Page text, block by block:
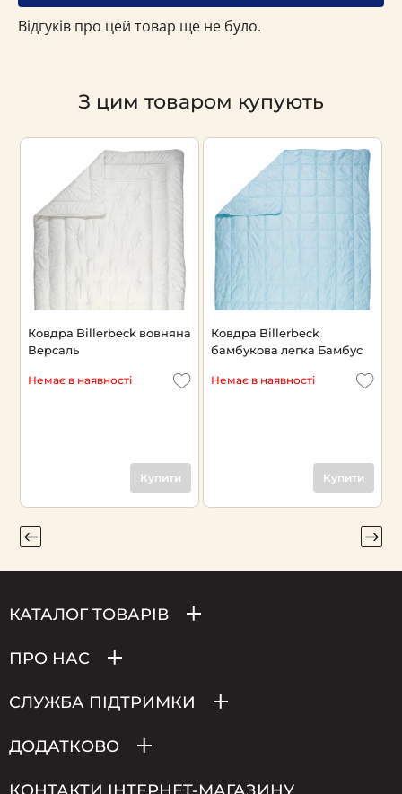
Відгуків про цей товар ще не було.
З цим товаром купують
Ковдра Billerbeck вовняна
Версаль
Немає в наявності
Купити
Ковдра Billerbeck
бамбукова легка Бамбус
Немає в наявності
Купити
КАТАЛОГ ТОВАРІВ
ПРО НАС
СЛУЖБА ПІДТРИМКИ
ДОДАТКОВО
КОНТАКТИ ІНТЕРНЕТ-МАГАЗИНУ